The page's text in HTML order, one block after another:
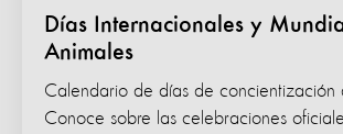
Días Internacionales y
Animales
Calendario de días de concientización
Conoce sobre las celebraciones